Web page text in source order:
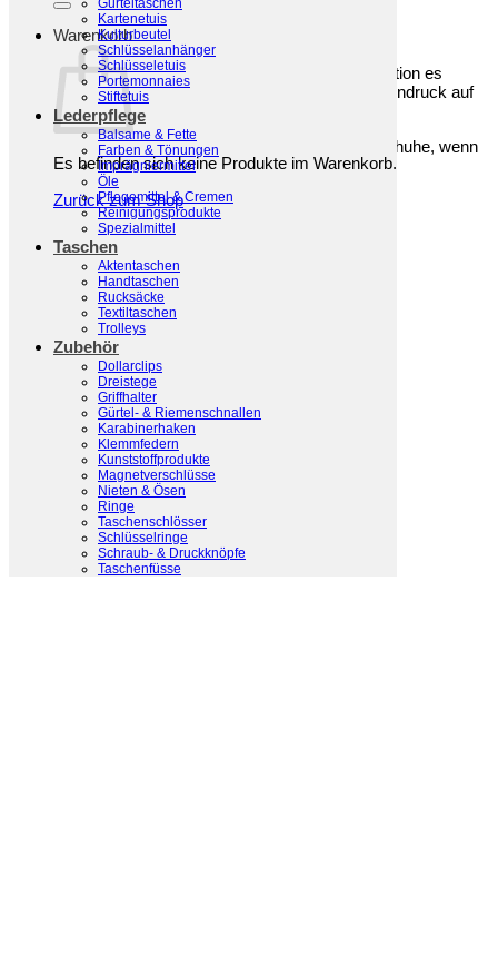
Warenkorb
Es befinden sich keine Produkte im Warenkorb.
Zurück zum Shop
Gürteltaschen
Kartenetuis
Kulturbeutel
Schlüsselanhänger
Schlüsseletuis
Portemonnaies
Stiftetuis
Lederpflege
Balsame & Fette
Farben & Tönungen
Imprägniermittel
Öle
Pflegemittel & Cremen
Reinigungsprodukte
Spezialmittel
Taschen
Aktentaschen
Handtaschen
Rucksäcke
Textiltaschen
Trolleys
Zubehör
Dollarclips
Dreistege
Griffhalter
Gürtel- & Riemenschnallen
Karabinerhaken
Klemmfedern
Kunststoffprodukte
Magnetverschlüsse
Nieten & Ösen
Ringe
Taschenschlösser
Schlüsselringe
Schraub- & Druckknöpfe
Taschenfüsse
Beschreibung
Zusätzliche Information
Der DamenhandschuhLeo
ist eine elegante Kombination es
Haarschafleder in der Innenhand und einem Leopardendruck auf
dem Handrücken. Er hat ein warmes Wollfutter.
Übrigens reparieren wirauch gerne Ihre Fausthandschuhe, wenn
mal eine Naht aufgehen sollte.
Ausführung 6.5, 7, 7.5, 8.5, 8, Nach Wunsch
Material Haarschaf-Nappa
Hersteller Szendelbacher
Ähnliche Produkte